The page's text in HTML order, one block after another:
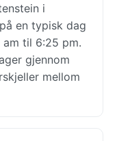
i
en typisk dag
am til 6:25 pm.
gjennom
mellom